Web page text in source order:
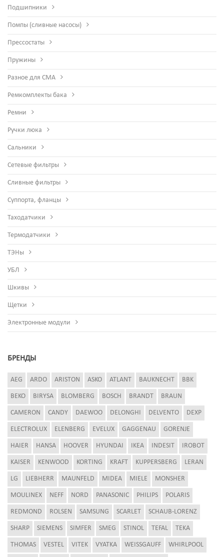
Подшипники
Помпы (сливные насосы)
Прессостаты
Пружины
Разное для СМА
Ремкомплекты бака
Ремни
Ручки люка
Сальники
Сетевые фильтры
Сливные фильтры
Суппорта, фланцы
Таходатчики
Термодатчики
ТЭНы
УБЛ
Шкивы
Щетки
Электронные модули
БРЕНДЫ
AEG ARDO ARISTON ASKO ATLANT BAUKNECHT BBK
BEKO BIRYSA BLOMBERG BOSCH BRANDT BRAUN
CAMERON CANDY DAEWOO DELONGHI DELVENTO DEXP
ELECTROLUX ELENBERG EVELUX GAGGENAU GORENJE
HAIER HANSA HOOVER HYUNDAI IKEA INDESIT IROBOT
KAISER KENWOOD KORTING KRAFT KUPPERSBERG LERAN
LG LIEBHERR MAUNFELD MIDEA MIELE MONSHER
MOULINEX NEFF NORD PANASONIC PHILIPS POLARIS
REDMOND ROLSEN SAMSUNG SCARLET SCHAUB-LORENZ
SHARP SIEMENS SIMFER SMEG STINOL TEFAL TEKA
THOMAS VESTEL VITEK VYATKA WEISSGAUFF WHIRLPOOL